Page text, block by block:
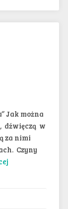
Jak można
dźwięczą w
za nimi
Czyny